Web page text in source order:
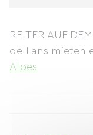
REITER AUF
de-Lans mieten
Alpes